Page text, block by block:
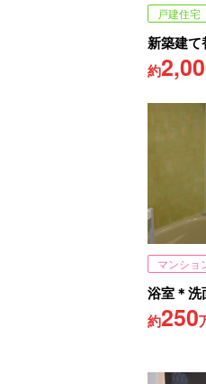
戸建住宅
新築建て
約
マンショ
浴室＊洗
約250